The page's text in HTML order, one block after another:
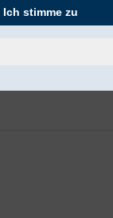
Ich stimme zu